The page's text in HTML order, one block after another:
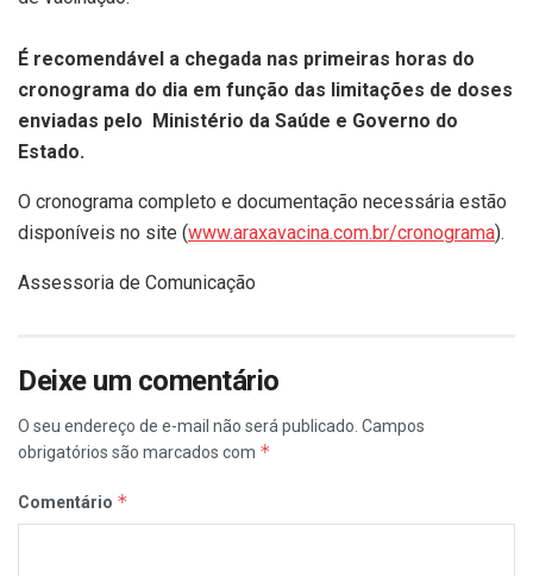
É recomendável a chegada nas primeiras horas do
cronograma do dia em função das limitações de doses
enviadas pelo Ministério da Saúde e Governo do
Estado.
O cronograma completo e documentação necessária estão
disponíveis no site (www.araxavacina.com.br/cronograma).
Assessoria de Comunicação
Deixe um comentário
O seu endereço de e-mail não será publicado. Campos
obrigatórios são marcados com *
Comentário *